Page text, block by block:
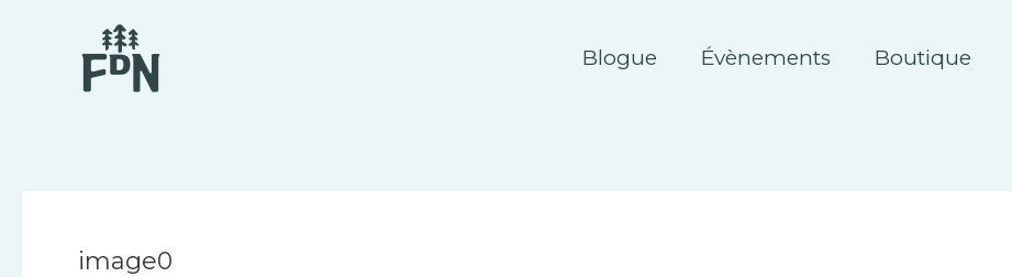
Blogue Évènements Boutique
image0